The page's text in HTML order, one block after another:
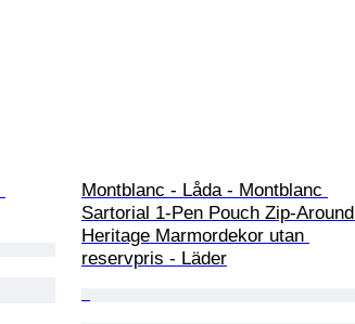
Montblanc - Låda - Montblanc
Sartorial 1-Pen Pouch Zip-Around
Heritage Marmordekor utan
reservpris - Läder